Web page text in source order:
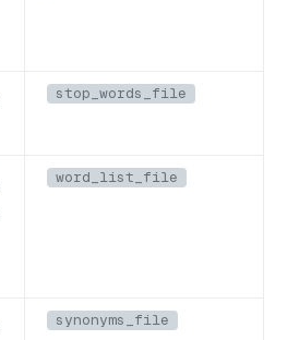
stop_words_file
word_list_file
synonyms_file